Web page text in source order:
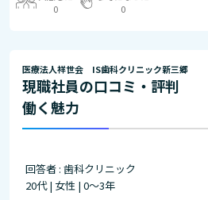
0
0
医療法人祥世会 IS歯科クリニック新三郷
現職社員の口コミ・評判
働く魅力
回答者 : 歯科クリニック
20代 | 女性 | 0～3年